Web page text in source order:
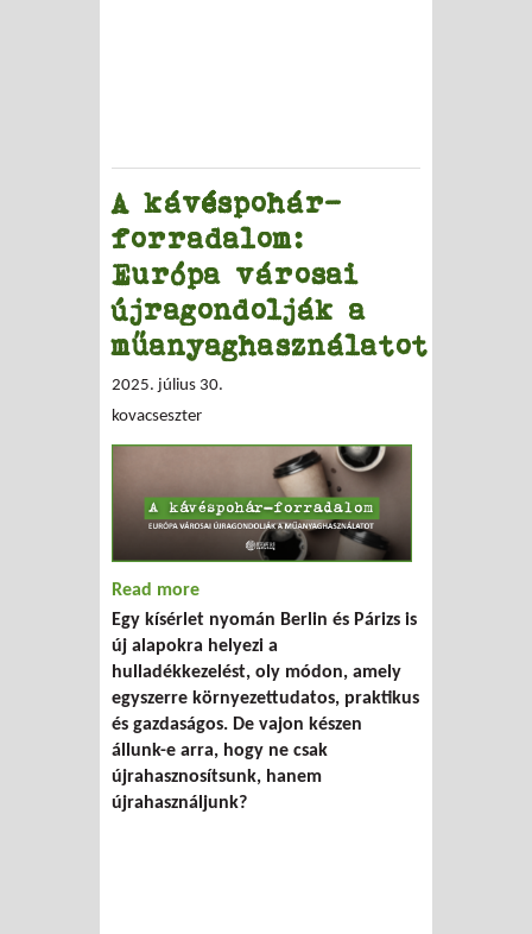
A kávéspohár-
forradalom:
Európa városai
újragondolják a
műanyaghasználatot
2025. július 30.
kovacseszter
Read more
városai újragondolják a
műanyaghasználatot
Egy kísérlet nyomán Berlin és Párizs is
új alapokra helyezi a
hulladékkezelést, oly módon, amely
egyszerre környezettudatos, praktikus
és gazdaságos. De vajon készen
állunk-e arra, hogy ne csak
újrahasznosítsunk, hanem
újrahasználjunk?